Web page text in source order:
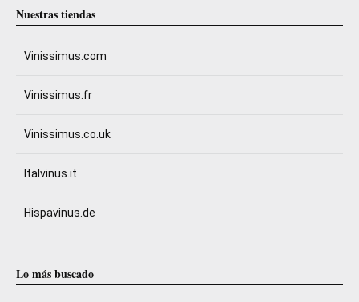
Nuestras tiendas
Vinissimus.com
Vinissimus.fr
Vinissimus.co.uk
Italvinus.it
Hispavinus.de
Lo más buscado